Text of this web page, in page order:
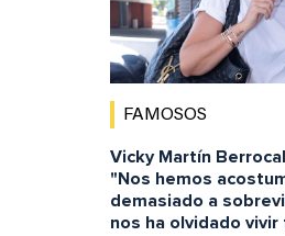
FAMOSOS
Vicky Martín
"Nos hemos
demasiado a
nos ha olvidado